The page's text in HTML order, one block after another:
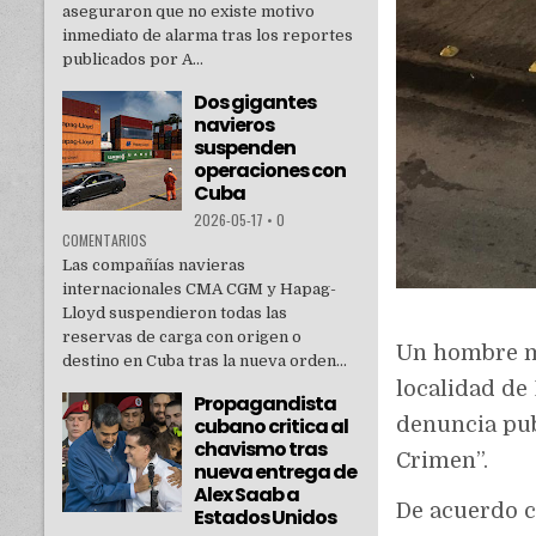
Un hombre
localidad de
denuncia
Crimen”.
De acuerdo
aseguraron que no existe motivo
inmediato de alarma tras los reportes
publicados por A...
Dos gigantes
navieros
suspenden
operaciones con
Cuba
2026-05-17 • 0
COMENTARIOS
Las compañías navieras
internacionales CMA CGM y Hapag-
Lloyd suspendieron todas las
reservas de carga con origen o
destino en Cuba tras la nueva orden...
Propagandista
cubano critica al
chavismo tras
nueva entrega de
Alex Saab a
Estados Unidos